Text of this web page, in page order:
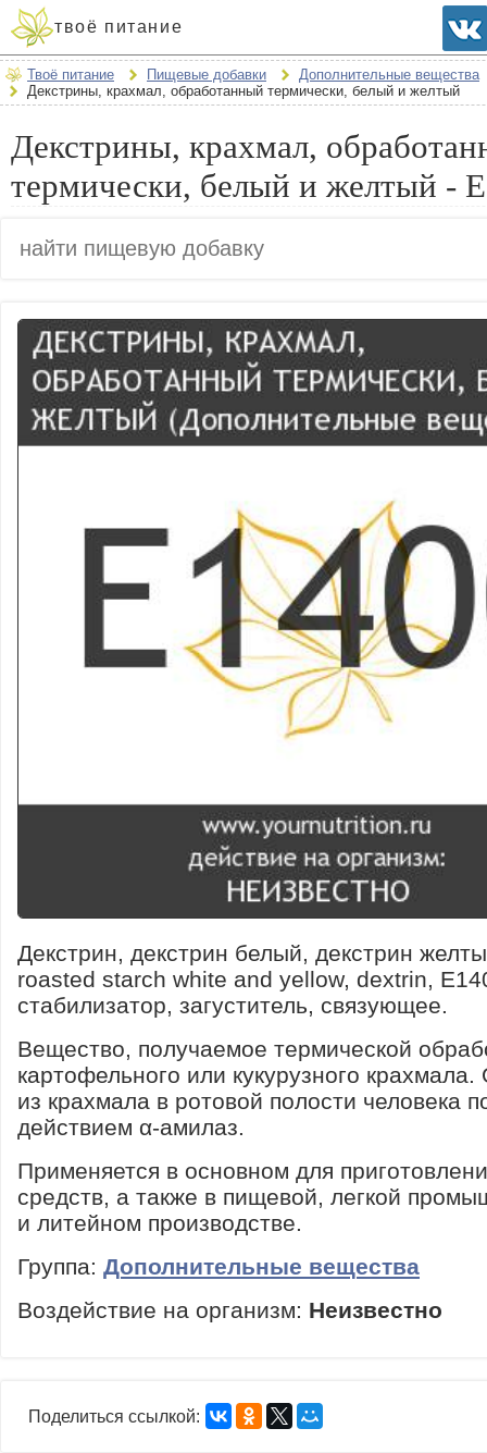
твоё питание
Твоё питание Пищевые добавки
Дополнительные вещества
Декстрины, крахмал, обработанный термически, белый и желтый
Декстрины, крахмал,
термически, белый и желтый -
Декстрин, декстрин белый, декстрин
roasted starch white and yellow, dextrin,
стабилизатор, загуститель, связующее.
Вещество, получаемое термической
картофельного или кукурузного крахмала.
из крахмала в ротовой полости человека
действием α-амилаз.
Применяется в основном для
средств, а также в пищевой, легкой
и литейном производстве.
Группа: Дополнительные вещества
Воздействие на организм: Неизвестно
Поделиться ссылкой: